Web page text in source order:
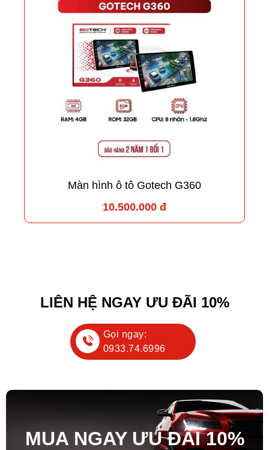
Màn hình ô tô Gotech G360
10.500.000 đ
LIÊN HỆ NGAY ƯU ĐÃI 10%
Gọi ngay:
0933.74.6996
MUA NGAY ƯU ĐÃI10%